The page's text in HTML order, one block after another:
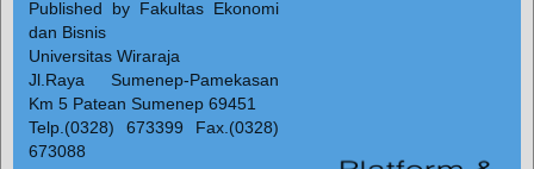
Published by Fakultas Ekonomi
dan Bisnis
Universitas Wiraraja
Jl.Raya Sumenep-Pamekasan
Km 5 Patean Sumenep 69451
Telp.(0328) 673399 Fax.(0328)
673088